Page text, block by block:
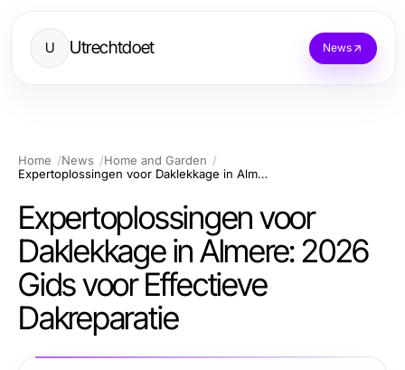
U Utrechtdoet News
Home News
Home and Garden
Expertoplossingen voor Daklekkage in Almere: 2026 Gids voor Effectieve Dakreparatie
Expertoplossingen voor
Daklekkage in Almere: 2026
Gids voor Effectieve
Dakreparatie